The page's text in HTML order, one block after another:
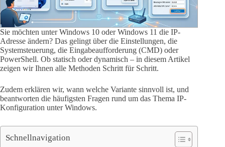
Sie möchten unter Windows 10 oder Windows 11 die IP-
Adresse ändern? Das gelingt über die Einstellungen, die
Systemsteuerung, die Eingabeaufforderung (CMD) oder
PowerShell. Ob statisch oder dynamisch – in diesem Artikel
zeigen wir Ihnen alle Methoden Schritt für Schritt.
Zudem erklären wir, wann welche Variante sinnvoll ist, und
beantworten die häufigsten Fragen rund um das Thema IP-
Konfiguration unter Windows.
Schnellnavigation